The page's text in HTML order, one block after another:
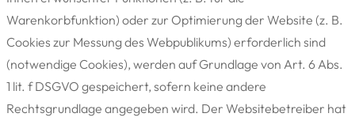
Warenkorbfunktion) oder zur Optimierung der Website (z. B.
Cookies zur Messung des Webpublikums) erforderlich sind
(notwendige Cookies), werden auf Grundlage von Art. 6 Abs.
1 lit. f DSGVO gespeichert, sofern keine andere
Rechtsgrundlage angegeben wird. Der Websitebetreiber hat